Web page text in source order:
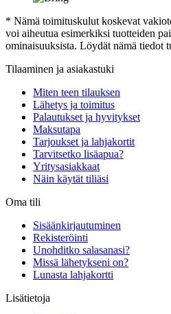
* Nämä toimituskulut koskevat
voi aiheutua esimerkiksi tuotteiden
ominaisuuksista. Löydät nämä tiedot
Tilaaminen ja asiakastuki
Miten teen tilauksen
Lähetys ja toimitus
Palautukset ja hyvitykset
Maksutapa
Tarjoukset ja lahjakortit
Tarvitsetko lisäapua?
Yritysasiakkaat
Näin käytät tiliäsi
Oma tili
Sisäänkirjautuminen
Rekisteröinti
Unohditko salasanasi?
Missä lähetykseni on?
Lunasta lahjakortti
Lisätietoja